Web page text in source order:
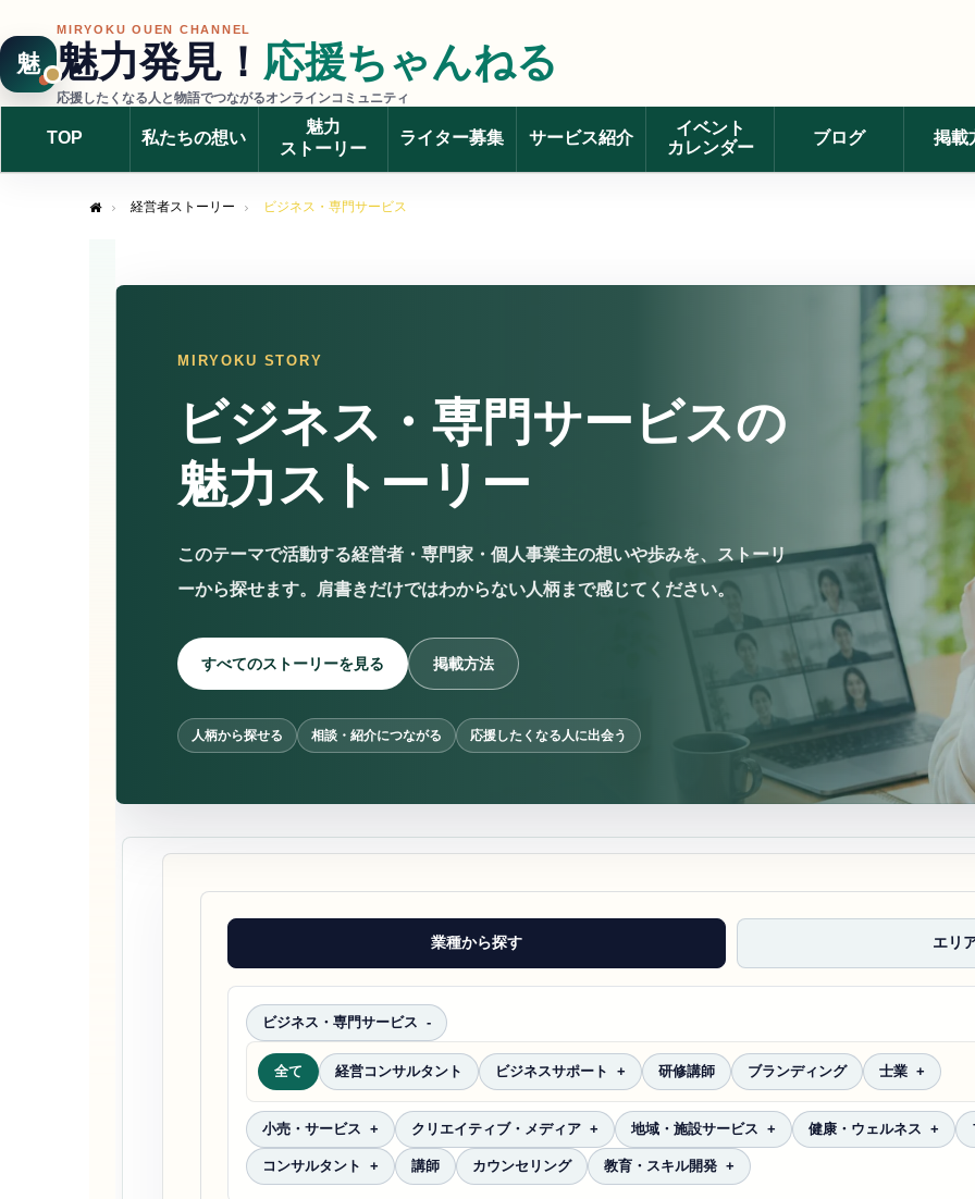
魅
MIRYOKU OUEN CHANNEL
魅力発見！ 応援ちゃんねる
応援したくなる人と物語でつながるオンラインコミュニティ
TOP 私たちの想い
魅力
ストーリー
ライター募集 サービス紹介
イベント
カレンダー
ブログ 掲載
経営者ストーリー ビジネス・専門サービス
MIRYOKU STORY
ビジネス・専門サービスの
魅力ストーリー
このテーマで活動する経営者・専門家・個人事業主の想いや歩みを、ストーリ
ーから探せます。肩書きだけではわからない人柄まで感じてください。
すべてのストーリーを見る 掲載方法
人柄から探せる 相談・紹介につながる 応援したくなる人に出会う
業種から探す エリ
ビジネス・専門サービス
全て 経営コンサルタント ビジネスサポート 研修講師 ブランディング 士業
小売・サービス クリエイティブ・メディア 地域・施設サービス 健康・ウェルネス
コンサルタント 講師 カウンセリング 教育・スキル開発